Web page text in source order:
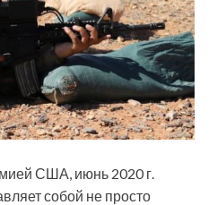
США, июнь 2020 г.
собой не просто